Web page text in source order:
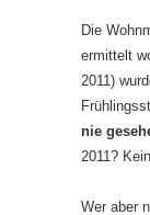
Die
ermittelt
2011)
nie
2011?
Wer aber